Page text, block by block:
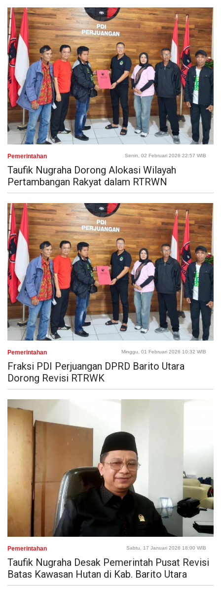
Pemerintahan Senin, 02 Februari 2026 22:57 WIB
Taufik Nugraha Dorong Alokasi Wilayah
Pertambangan Rakyat dalam RTRWN
Pemerintahan Minggu, 01 Februari 2026 10:32 WIB
Fraksi PDI Perjuangan DPRD Barito Utara
Dorong Revisi RTRWK
Pemerintahan Sabtu, 17 Januari 2026 18:00 WIB
Taufik Nugraha Desak Pemerintah Pusat Revisi
Batas Kawasan Hutan di Kab. Barito Utara